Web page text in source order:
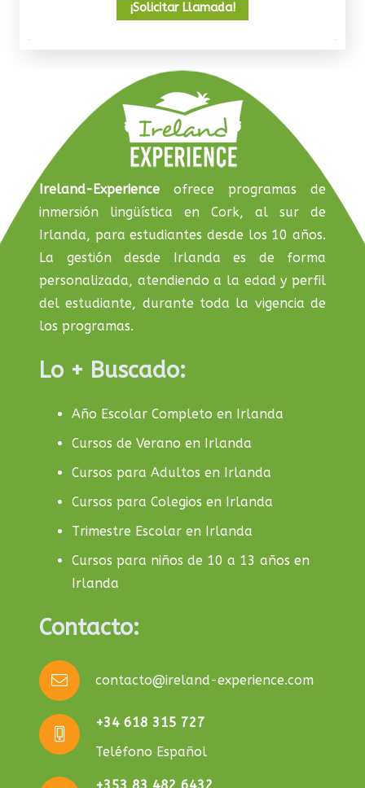
¡Solicitar Llamada!
Ireland-Experience ofrece programas de
inmersión lingüística en Cork, al sur de
Irlanda, para estudiantes desde los 10 años.
La gestión desde Irlanda es de forma
personalizada, atendiendo a la edad y perfil
del estudiante, durante toda la vigencia de
los programas.
Lo + Buscado:
Año Escolar Completo en Irlanda
Cursos de Verano en Irlanda
Cursos para Adultos en Irlanda
Cursos para Colegios en Irlanda
Trimestre Escolar en Irlanda
Cursos para niños de 10 a 13 años en
Irlanda
Contacto:
contacto@ireland-experience.com
+34 618 315 727
Teléfono Español
+353 83 482 6432